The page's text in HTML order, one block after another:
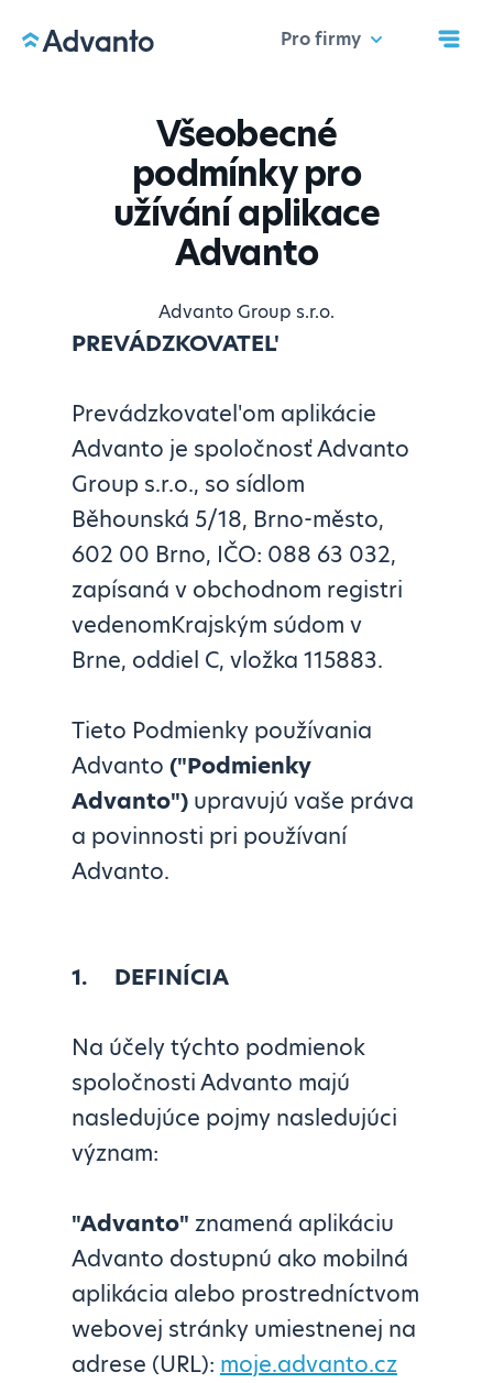
Pro firmy
Všeobecné
podmínky pro
užívání aplikace
Advanto
Advanto Group s.r.o.
PREVÁDZKOVATEL'
Prevádzkovatel'om aplikácie
Advanto je spoločnosť Advanto
Group s.r.o., so sídlom
Běhounská 5/18, Brno-město,
602 00 Brno, IČO: 088 63 032,
zapísaná v obchodnom registri
vedenomKrajským súdom v
Brne, oddiel C, vložka 115883.
Tieto Podmienky používania
Advanto ("Podmienky
Advanto") upravujú vaše práva
a povinnosti pri používaní
Advanto.
1. DEFINÍCIA
Na účely týchto podmienok
spoločnosti Advanto majú
nasledujúce pojmy nasledujúci
význam:
"Advanto" znamená aplikáciu
Advanto dostupnú ako mobilná
aplikácia alebo prostredníctvom
webovej stránky umiestnenej na
adrese (URL): moje.advanto.cz